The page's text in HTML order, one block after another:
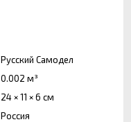
Русский Самодел
0.002 м³
24 × 11 × 6 см
Россия